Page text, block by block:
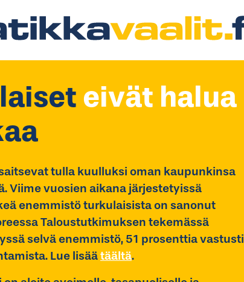
eivät halua
tulla kuulluksi oman kaupunkinsa
Viime vuosien aikana järjestetyissä
enemmistö turkulaisista on sanonut
Taloustutkimuksen tekemässä
selvä enemmistö, 51 prosenttia vastusti
Lue lisäätäältä.